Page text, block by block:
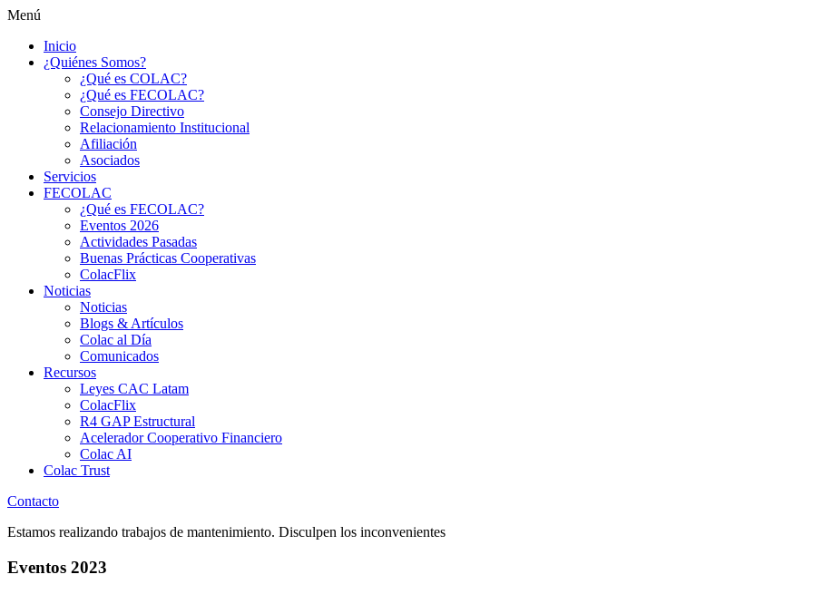
Menú
Inicio
¿Quiénes Somos?
¿Qué es COLAC?
¿Qué es FECOLAC?
Consejo Directivo
Relacionamiento Institucional
Afiliación
Asociados
Servicios
FECOLAC
¿Qué es FECOLAC?
Eventos 2026
Actividades Pasadas
Buenas Prácticas Cooperativas
ColacFlix
Noticias
Noticias
Blogs & Artículos
Colac al Día
Comunicados
Recursos
Leyes CAC Latam
ColacFlix
R4 GAP Estructural
Acelerador Cooperativo Financiero
Colac AI
Colac Trust
Contacto
Estamos realizando trabajos de mantenimiento. Disculpen los inconvenientes
Eventos 2023